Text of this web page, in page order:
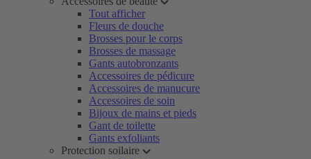
Tout afficher
Fleurs de douche
Brosses pour le corps
Brosses de massage
Gants autobronzants
Accessoires de pédicure
Accessoires de manucure
Accessoires de soin
Bijoux de mains et pieds
Gant de toilette
Gants exfoliants
Protection soilaire